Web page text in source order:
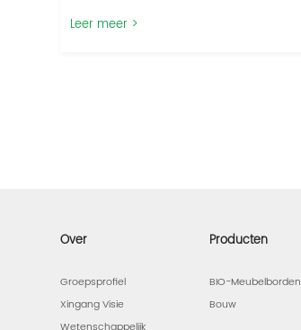
Leer meer >
Over
Groepsprofiel
Xingang Visie
Producten
BIO-Meubelborden
Bouw